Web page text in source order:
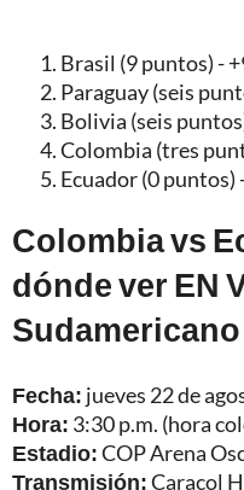
Brasil (9 puntos) -
Paraguay (seis
Bolivia (seis
Colombia (tres
Ecuador (0 puntos)
Colombia vs
dónde ver EN
Fecha: jueves 22 de
Hora: 3:30 p.m. (hora
Estadio:COP Arena
Transmisión:Caracol